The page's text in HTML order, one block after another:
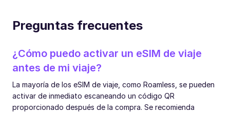
Preguntas frecuentes
¿Cómo puedo activar un eSIM de viaje
antes de mi viaje?
La mayoría de los eSIM de viaje, como Roamless, se pueden
activar de inmediato escaneando un código QR
proporcionado después de la compra. Se recomienda